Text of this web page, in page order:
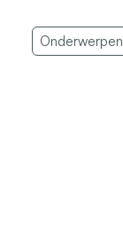
Onderwerpen